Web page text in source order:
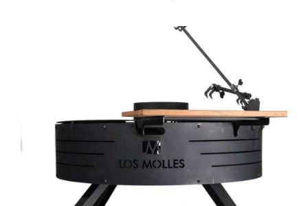
AGREGAR AL CARRITO / DETAILS